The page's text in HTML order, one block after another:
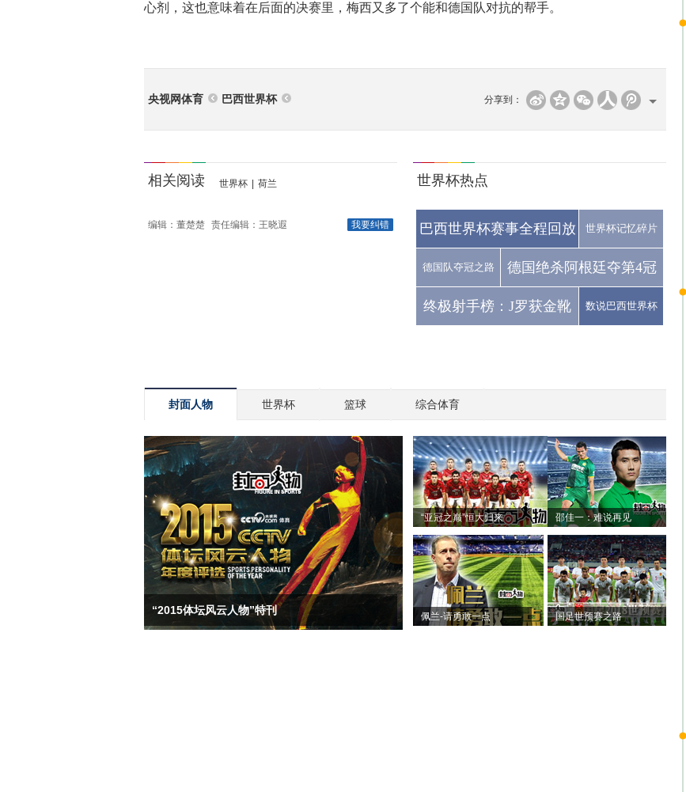
心剂，这也意味着在后面的决赛里，梅西又多了个能和德国队对抗的帮手。
央视网体育 巴西世界杯 分享到：
相关阅读 世界杯 荷兰
我要纠错
编辑：董楚楚 责任编辑：王晓遐
世界杯热点
巴西世界杯赛事全程回放 世界杯记忆碎片
德国队夺冠之路 德国绝杀阿根廷夺第4冠
终极射手榜：J罗获金靴 数说巴西世界杯
封面人物 世界杯 篮球 综合体育
“2015体坛风云人物”特刊
“亚冠之巅”恒大归来 邵佳一：难说再见
佩兰-请勇敢一点 国足世预赛之路